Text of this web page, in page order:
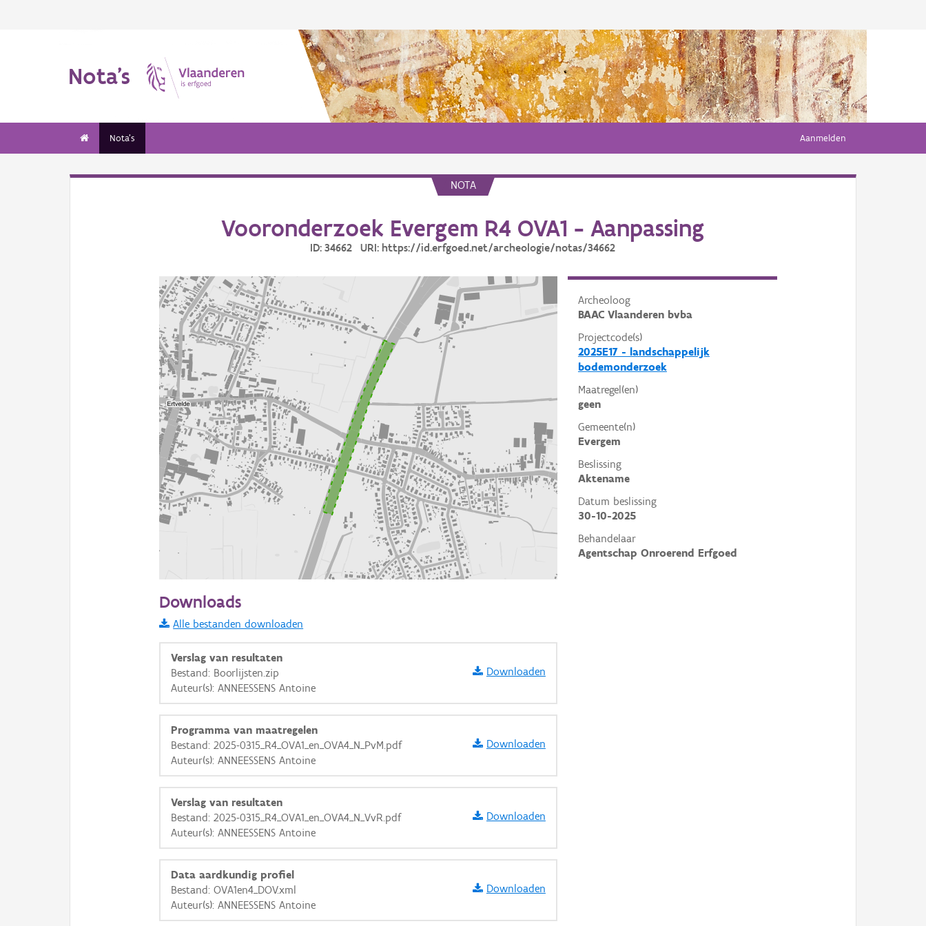
Nota's
Nota's Aanmelden
NOTA
Vooronderzoek Evergem R4 OVA1 - Aanpassing
ID: 34662 URI: https://id.erfgoed.net/archeologie/notas/34662
Archeoloog
BAAC Vlaanderen bvba
Projectcode(s)
2025E17 - landschappelijk
bodemonderzoek
Maatregel(en)
geen
Gemeente(n)
Evergem
Beslissing
Aktename
Datum beslissing
30-10-2025
Behandelaar
Agentschap Onroerend Erfgoed
Informatie Vlaanderen
i
+ −
OSM-Basiskaart
Ortho
GRB-Basiskaart
GRB-Basiskaart in grijswaarden
Downloads
Alle bestanden downloaden
Verslag van resultaten
Bestand: Boorlijsten.zip
Auteur(s): ANNEESSENS Antoine
Downloaden
Programma van maatregelen
Bestand: 2025-0315_R4_OVA1_en_OVA4_N_PvM.pdf
Auteur(s): ANNEESSENS Antoine
Downloaden
Verslag van resultaten
Bestand: 2025-0315_R4_OVA1_en_OVA4_N_VvR.pdf
Auteur(s): ANNEESSENS Antoine
Downloaden
Data aardkundig profiel
Bestand: OVA1en4_DOV.xml
Auteur(s): ANNEESSENS Antoine
Downloaden